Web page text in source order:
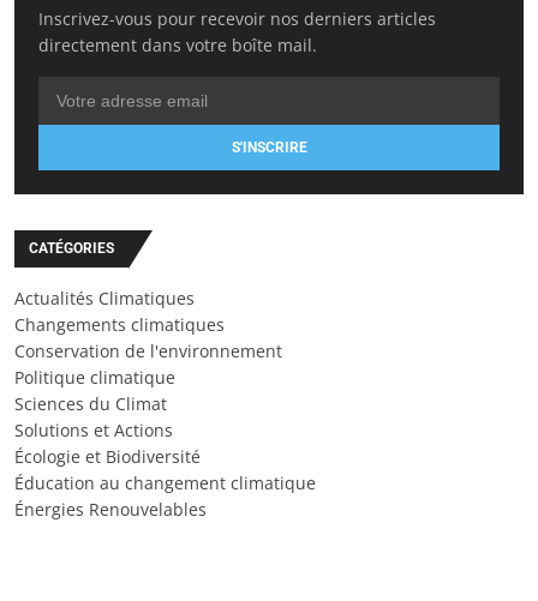
Inscrivez-vous pour recevoir nos derniers articles
directement dans votre boîte mail.
S'INSCRIRE
CATÉGORIES
Actualités Climatiques
Changements climatiques
Conservation de l'environnement
Politique climatique
Sciences du Climat
Solutions et Actions
Écologie et Biodiversité
Éducation au changement climatique
Énergies Renouvelables